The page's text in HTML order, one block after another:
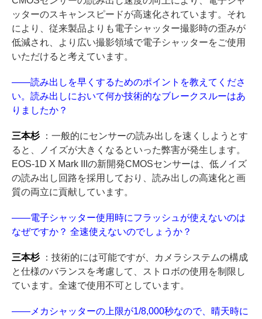
ッターのスキャンスピードが高速化されています。それ
により、従来製品よりも電子シャッター撮影時の歪みが
低減され、より広い撮影領域で電子シャッターをご使用
いただけると考えています。
――読み出しを早くするためのポイントを教えてくださ
い。読み出しにおいて何か技術的なブレークスルーはあ
りましたか？
三本杉 ：一般的にセンサーの読み出しを速くしようとす
ると、ノイズが大きくなるといった弊害が発生します。
EOS-1D X Mark IIIの新開発CMOSセンサーは、低ノイズ
の読み出し回路を採用しており、読み出しの高速化と画
質の両立に貢献しています。
――電子シャッター使用時にフラッシュが使えないのは
なぜですか？ 全速使えないのでしょうか？
三本杉 ：技術的には可能ですが、カメラシステムの構成
と仕様のバランスを考慮して、ストロボの使用を制限し
ています。全速で使用不可としています。
――メカシャッターの上限が1/8,000秒なので、晴天時に